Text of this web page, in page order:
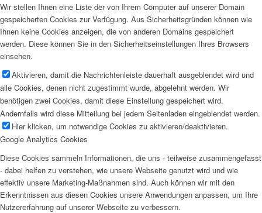
Wir stellen Ihnen eine Liste der von Ihrem Computer auf unserer Domain
gespeicherten Cookies zur Verfügung. Aus Sicherheitsgründen können wie
Ihnen keine Cookies anzeigen, die von anderen Domains gespeichert
werden. Diese können Sie in den Sicherheitseinstellungen Ihres Browsers
einsehen.
Aktivieren, damit die Nachrichtenleiste dauerhaft ausgeblendet wird und
alle Cookies, denen nicht zugestimmt wurde, abgelehnt werden. Wir
benötigen zwei Cookies, damit diese Einstellung gespeichert wird.
Andernfalls wird diese Mitteilung bei jedem Seitenladen eingeblendet werden.
Hier klicken, um notwendige Cookies zu aktivieren/deaktivieren.
Google Analytics Cookies
Diese Cookies sammeln Informationen, die uns - teilweise zusammengefasst
- dabei helfen zu verstehen, wie unsere Webseite genutzt wird und wie
effektiv unsere Marketing-Maßnahmen sind. Auch können wir mit den
Erkenntnissen aus diesen Cookies unsere Anwendungen anpassen, um Ihre
Nutzererfahrung auf unserer Webseite zu verbessern.